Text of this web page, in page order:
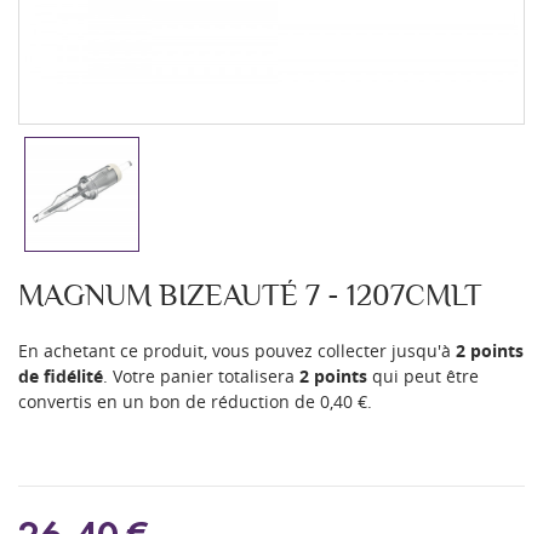
MAGNUM BIZEAUTÉ 7 - 1207CMLT
En achetant ce produit, vous pouvez collecter jusqu'à 2 points
de fidélité . Votre panier totalisera 2 points qui peut être
convertis en un bon de réduction de 0,40 €